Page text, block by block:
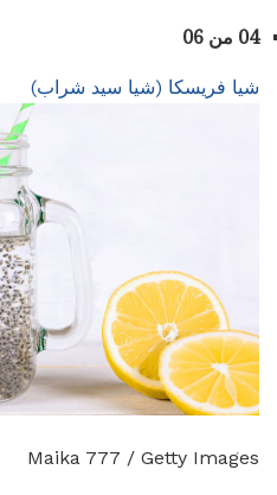
04 من 06
شيا فريسكا (شيا سيد شراب)
Maika 777 / Getty Images